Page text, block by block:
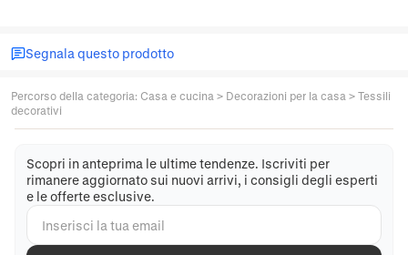
Segnala questo prodotto
Percorso della categoria: Casa e cucina > Decorazioni per la casa > Tessili
decorativi
Scopri in anteprima le ultime tendenze. Iscriviti per
rimanere aggiornato sui nuovi arrivi, i consigli degli esperti
e le offerte esclusive.